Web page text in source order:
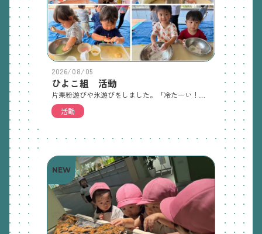
2026/08/05
ひよこ組 活動
活動
NEW